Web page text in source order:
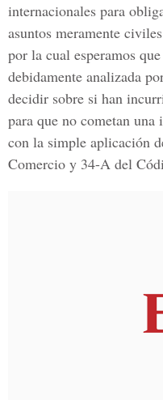
internacionales para
asuntos meramente
por la cual esperamos
debidamente analizada
decidir sobre si han
para que no cometan
con la simple aplicación
Comercio y 34-A del